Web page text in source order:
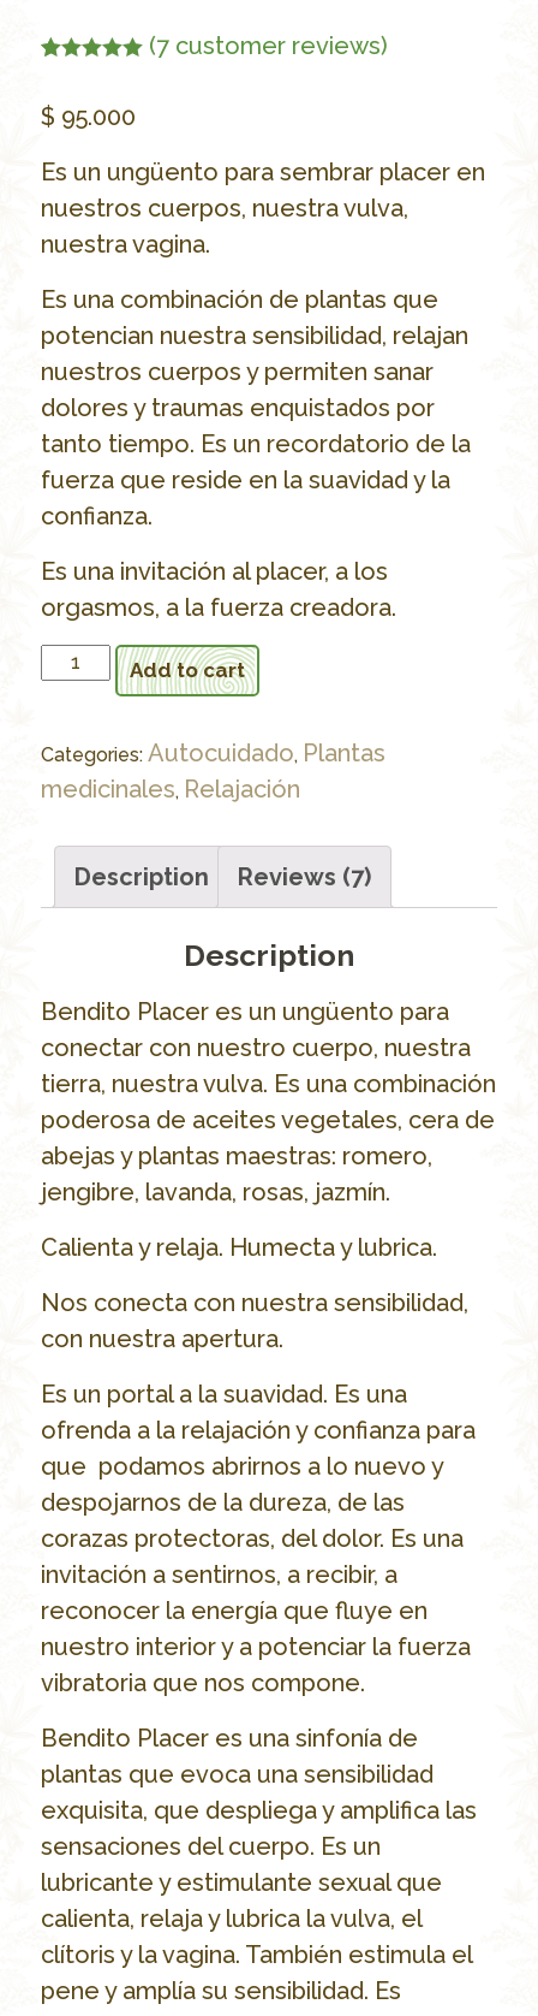
based on
customer
(7customer reviews)
$ 95.000
Es un ungüento para sembrar placer en
nuestros cuerpos, nuestra vulva,
nuestra vagina.
Es una combinación de plantas que
potencian nuestra sensibilidad, relajan
nuestros cuerpos y permiten sanar
dolores y traumas enquistados por
tanto tiempo. Es un recordatorio de la
fuerza que reside en la suavidad y la
confianza.
Es una invitación al placer, a los
orgasmos, a la fuerza creadora.
BenditoAdd to cart
Categories: Autocuidado, Plantas
medicinales, Relajación
Description Reviews (7)
Description
Bendito Placer es un ungüento para
conectar con nuestro cuerpo, nuestra
tierra, nuestra vulva. Es una combinación
poderosa de aceites vegetales, cera de
abejas y plantas maestras: romero,
jengibre, lavanda, rosas, jazmín.
Calienta y relaja. Humecta y lubrica.
Nos conecta con nuestra sensibilidad,
con nuestra apertura.
Es un portal a la suavidad. Es una
ofrenda a la relajación y confianza para
que podamos abrirnos a lo nuevo y
despojarnos de la dureza, de las
corazas protectoras, del dolor. Es una
invitación a sentirnos, a recibir, a
reconocer la energía que fluye en
nuestro interior y a potenciar la fuerza
vibratoria que nos compone.
Bendito Placer es una sinfonía de
plantas que evoca una sensibilidad
exquisita, que despliega y amplifica las
sensaciones del cuerpo. Es un
lubricante y estimulante sexual que
calienta, relaja y lubrica la vulva, el
clítoris y la vagina. También estimula el
pene y amplía su sensibilidad. Es